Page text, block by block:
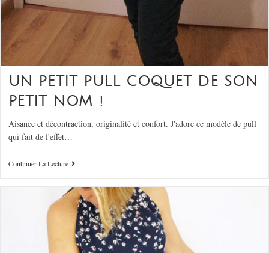
UN PETIT PULL COQUET DE SON
PETIT NOM !
Aisance et décontraction, originalité et confort. J'adore ce modèle de pull
qui fait de l'effet…
Continuer La Lecture